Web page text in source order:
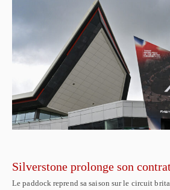
Silverstone prolonge son
Le paddock reprend sa saison sur le circuit